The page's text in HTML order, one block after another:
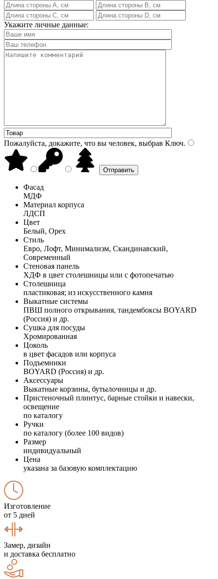
Укажите личные данные:
Пожалуйста, докажите, что вы человек, выбрав Ключ.
Фасад
МДФ
Материал корпуса
ЛДСП
Цвет
Белый, Орех
Стиль
Евро, Лофт, Минимализм, Скандинавский,
Современный
Стеновая панель
ХДФ в цвет столешницы или с фотопечатью
Столешница
пластиковая; из искусственного камня
Выкатные системы
ПВШ полного открывания, тандембоксы BOYARD
(Россия) и др.
Сушка для посуды
Хромированная
Цоколь
в цвет фасадов или корпуса
Подъемники
BOYARD (Россия) и др.
Аксессуары
Выкатные корзины, бутылочницы и др.
Пристеночный плинтус, барные стойки и навески,
освещение
по каталогу
Ручки
по каталогу (более 100 видов)
Размер
индивидуальный
Цена
указана за базовую комплектацию
Изготовление
от 5 дней
Замер, дизайн
и доставка бесплатно